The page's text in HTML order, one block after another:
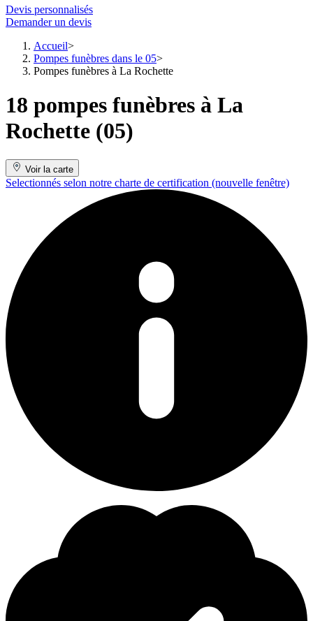
Devis personnalisés
Demander un devis
Accueil
Pompes funèbres dans le 05
Pompes funèbres à La Rochette
18 pompes funèbres à La
Rochette (05)
Voir la carte
Selectionnés selon notre charte de certification (nouvelle fenêtre)